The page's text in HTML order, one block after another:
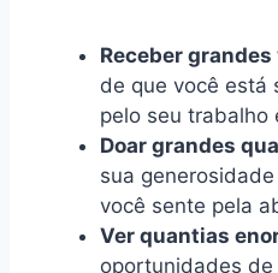
Receber grandes
de que você está
pelo seu trabalho
Doar grandes
sua
você sente pela
Ver quantias
oportunidades